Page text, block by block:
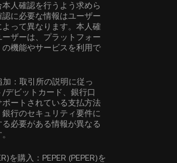
本人確認を行うよう求めら
に必要な情報はユーザー
って異なります。本人確
ザーは、プラットフォー
の機能やサービスを利用で
： 取引所の説明に従っ
デビットカード、銀行口
ートされている支払方法
行のセキュリティ要件に
必要がある情報が異なる
を購入： PEPER (PEPER)を